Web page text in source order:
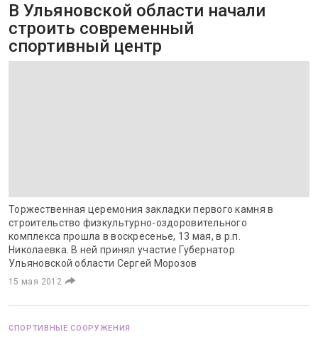
В Ульяновской области начали
строить современный
спортивный центр
Торжественная церемония закладки первого камня в
строительство физкультурно-оздоровительного
комплекса прошла в воскресенье, 13 мая, в р.п.
Николаевка. В ней принял участие Губернатор
Ульяновской области Сергей Морозов
15 мая 2012
СПОРТИВНЫЕ СООРУЖЕНИЯ